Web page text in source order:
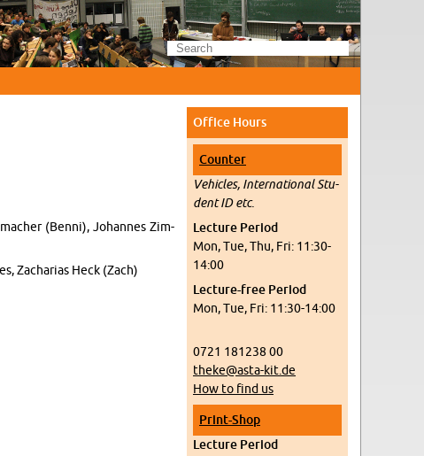
(Benni), Jo­hannes Zim­
Zacharias Heck (Zach)
Of­fice Hours
Counter
Ve­hi­cles, In­ter­na­tional Stu­
dent ID etc.
Lec­ture Pe­riod
Mon, Tue, Thu, Fri: 11:30-
14:00
Lec­ture-free Pe­riod
Mon, Tue, Fri: 11:30-14:00
0721 181238 00
theke@​asta-​kit.​de
How to find us
Print-Shop
Lec­ture Pe­riod